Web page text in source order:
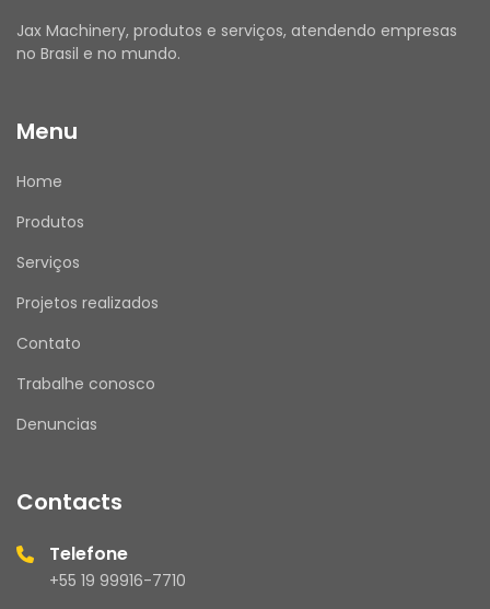
Jax Machinery, produtos e serviços, atendendo empresas
no Brasil e no mundo.
Menu
Home
Produtos
Serviços
Projetos realizados
Contato
Trabalhe conosco
Denuncias
Contacts
Telefone
+55 19 99916-7710